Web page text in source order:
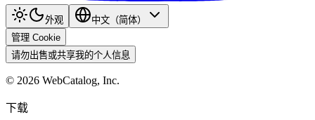
外观
中文（简体）
管理 Cookie
请勿出售或共享我的个人信息
© 2026 WebCatalog, Inc.
下载